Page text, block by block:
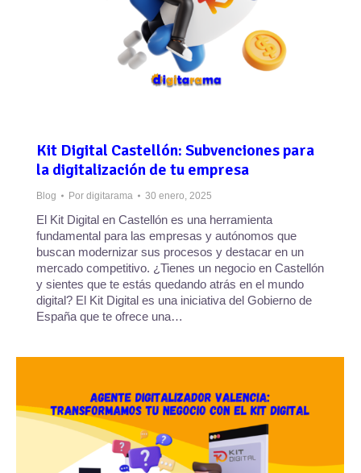
Kit Digital Castellón: Subvenciones para
la digitalización de tu empresa
Blog Por digitarama 30 enero, 2025
El Kit Digital en Castellón es una herramienta
fundamental para las empresas y autónomos que
buscan modernizar sus procesos y destacar en un
mercado competitivo. ¿Tienes un negocio en Castellón
y sientes que te estás quedando atrás en el mundo
digital? El Kit Digital es una iniciativa del Gobierno de
España que te ofrece una…